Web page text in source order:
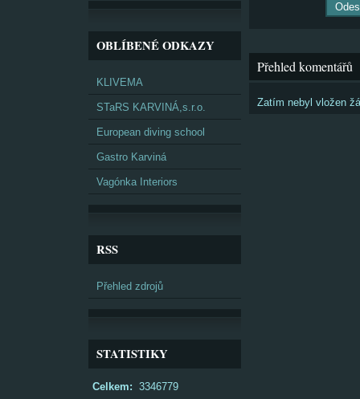
OBLÍBENÉ ODKAZY
KLIVEMA
STaRS KARVINÁ,s.r.o.
European diving school
Gastro Karviná
Vagónka Interiors
RSS
Přehled zdrojů
STATISTIKY
Celkem: 3346779
Přehled komentářů
Zatím nebyl vložen